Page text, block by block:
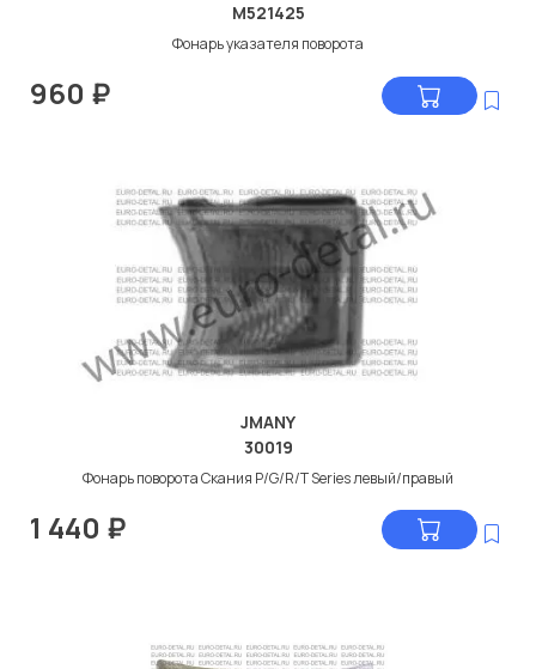
M521425
Фонарь указателя поворота
960 ₽
JMANY
30019
Фонарь поворота Скания P/G/R/T Series левый/правый
1 440 ₽